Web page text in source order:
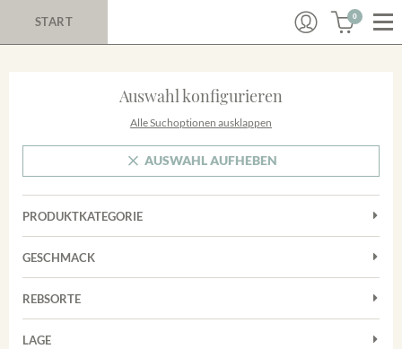
START 0
Auswahl konfigurieren
Alle Suchoptionen ausklappen
AUSWAHL AUFHEBEN
PRODUKTKATEGORIE
Cuvées
Rosé
GESCHMACK
Trocken
REBSORTE
Chardonnay
LAGE